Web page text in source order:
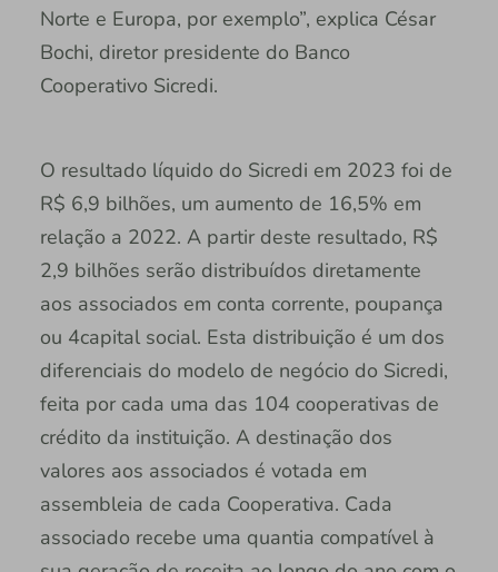
Norte e Europa, por exemplo”, explica César
Bochi, diretor presidente do Banco
Cooperativo Sicredi.
O resultado líquido do Sicredi em 2023 foi de
R$ 6,9 bilhões, um aumento de 16,5% em
relação a 2022. A partir deste resultado, R$
2,9 bilhões serão distribuídos diretamente
aos associados em conta corrente, poupança
ou 4capital social. Esta distribuição é um dos
diferenciais do modelo de negócio do Sicredi,
feita por cada uma das 104 cooperativas de
crédito da instituição. A destinação dos
valores aos associados é votada em
assembleia de cada Cooperativa. Cada
associado recebe uma quantia compatível à